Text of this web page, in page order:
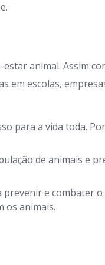
animal. Assim
em escolas,
para a vida toda.
de animais e
e combater
os animais.